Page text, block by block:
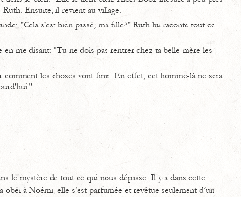
Ensuite, il revient au village.
"Cela s'est bien passé, ma fille?" Ruth lui raconte tout ce
me disant: "Tu ne dois pas rentrer chez ta belle-mère les
les choses vont finir. En effet, cet homme-là ne sera
le mystère de tout ce qui nous dépasse. Il y a dans cette
obéi à Noémi, elle s’est parfumée et revêtue seulement d’un